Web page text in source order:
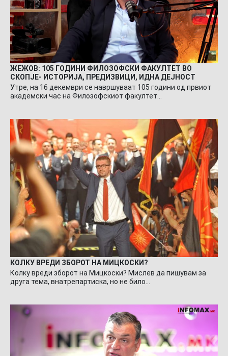
ЖЕЖОВ: 105 ГОДИНИ ФИЛОЗОФСКИ ФАКУЛТЕТ ВО
СКОПЈЕ- ИСТОРИЈА, ПРЕДИЗВИЦИ, ИДНА ДЕЈНОСТ
Утре, на 16 декември се навршуваат 105 години од првиот
академски час на Филозофскиот факултет…
КОЛКУ ВРЕДИ ЗБОРОТ НА МИЦКОСКИ?
Колку вреди зборот на Мицкоски? Мислев да пишувам за
друга тема, внатрепартиска, но не било…